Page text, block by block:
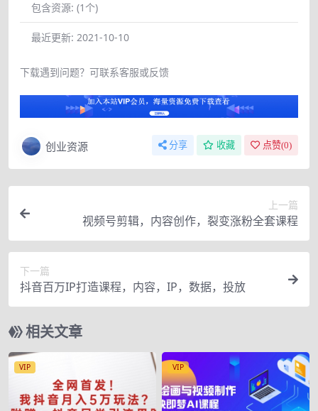
包含资源: (1个)
最近更新: 2021-10-10
下载遇到问题？可联系客服或反馈
创业资源 分享 收藏 点赞(0)
上一篇
视频号剪辑，内容创作，裂变涨粉全套课程
下一篇
抖音百万IP打造课程，内容，IP，数据，投放
相关文章
VIP VIP